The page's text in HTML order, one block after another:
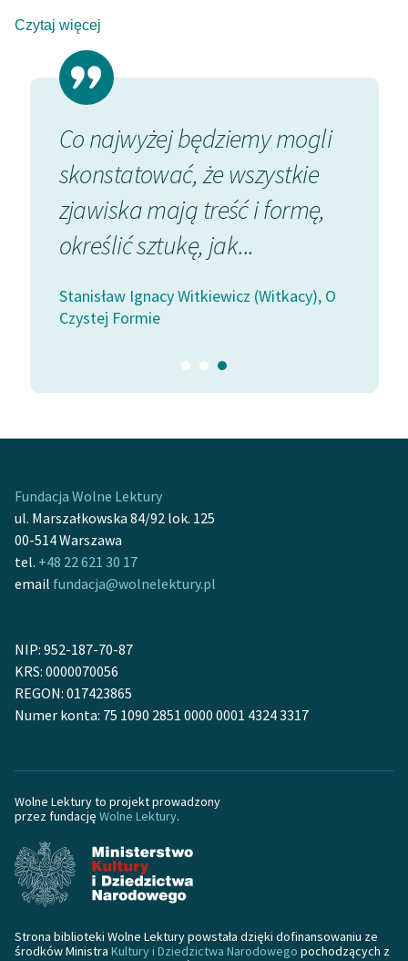
Czytaj więcej
Co najwyżej będziemy mogli
skonstatować, że wszystkie
zjawiska mają treść i formę,
określić sztukę, jak...
Stanisław Ignacy Witkiewicz (Witkacy), O
Czystej Formie
Fundacja Wolne Lektury
ul. Marszałkowska 84/92 lok. 125
00-514 Warszawa
tel. +48 22 621 30 17
email fundacja@wolnelektury.pl
NIP: 952-187-70-87
KRS: 0000070056
REGON: 017423865
Numer konta: 75 1090 2851 0000 0001 4324 3317
Wolne Lektury to projekt prowadzony
przez fundację Wolne Lektury.
Strona biblioteki Wolne Lektury powstała dzięki dofinansowaniu ze
środków Ministra Kultury i Dziedzictwa Narodowego pochodzących z